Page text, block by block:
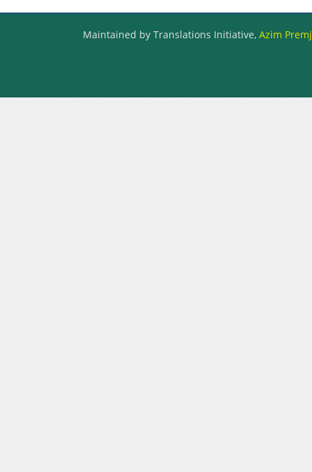
Maintained by Translations Initiative, Azim